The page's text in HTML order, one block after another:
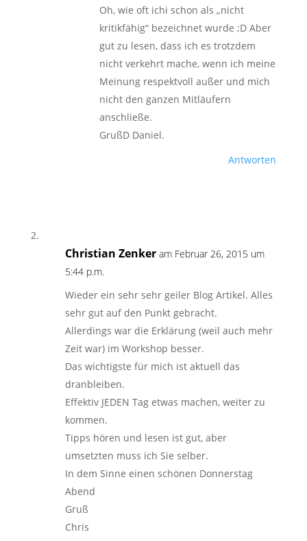
Oh, wie oft ichi schon als „nicht
kritikfähig“ bezeichnet wurde ;D Aber
gut zu lesen, dass ich es trotzdem
nicht verkehrt mache, wenn ich meine
Meinung respektvoll außer und mich
nicht den ganzen Mitläufern
anschließe.
GrußD Daniel.
Antworten
Christian Zenker am Februar 26, 2015 um
5:44 p.m.
Wieder ein sehr sehr geiler Blog Artikel. Alles
sehr gut auf den Punkt gebracht.
Allerdings war die Erklärung (weil auch mehr
Zeit war) im Workshop besser.
Das wichtigste für mich ist aktuell das
dranbleiben.
Effektiv JEDEN Tag etwas machen, weiter zu
kommen.
Tipps hören und lesen ist gut, aber
umsetzten muss ich Sie selber.
In dem Sinne einen schönen Donnerstag
Abend
Gruß
Chris